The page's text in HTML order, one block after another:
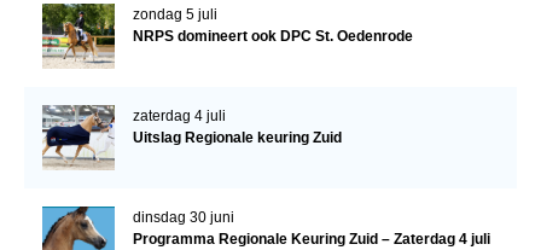
Cornage
Dekhengsten
HENGSTEN ONLINE
zondag 5 juli
NRPS domineert ook DPC St. Oedenrode
zaterdag 4 juli
Uitslag Regionale keuring Zuid
dinsdag 30 juni
Programma Regionale Keuring Zuid – Zaterdag 4 juli